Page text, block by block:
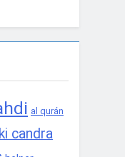
al qurán
candra